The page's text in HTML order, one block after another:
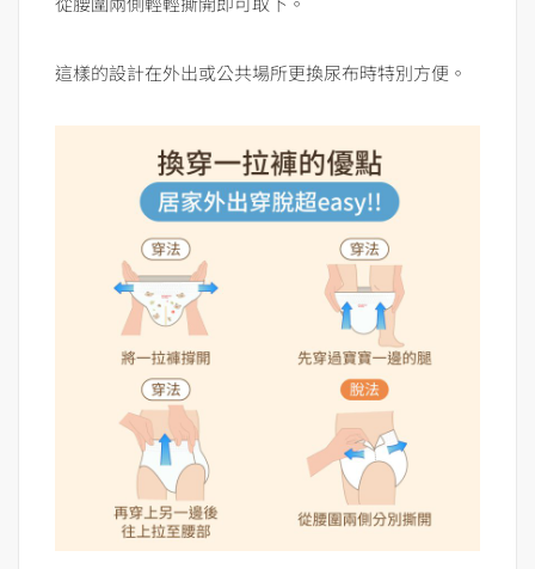
這樣的設計在外出或公共場所更換尿布時特別方便。